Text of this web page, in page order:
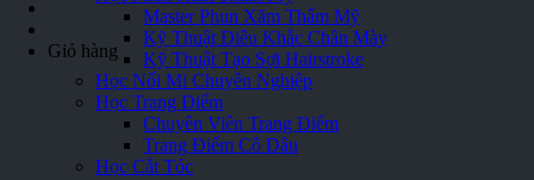
Giỏ hàng
Master Phun Xăm Thẩm Mỹ
Kỹ Thuật Điêu Khắc Chân Mày
Kỹ Thuật Tạo Sợi Hairstroke
Học Nối Mi Chuyên Nghiệp
Học Trang Điểm
Chuyên Viên Trang Điểm
Trang Điểm Cô Dâu
Học Cắt Tóc